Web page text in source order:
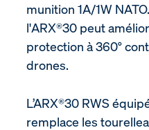
munition 1A/1W
l'ARX®30 peut
protection à 360°
drones.
L’ARX®30 RWS
remplace les